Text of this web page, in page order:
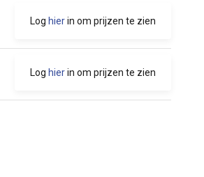
Log hierin om prijzen te zien
Log hierin om prijzen te zien